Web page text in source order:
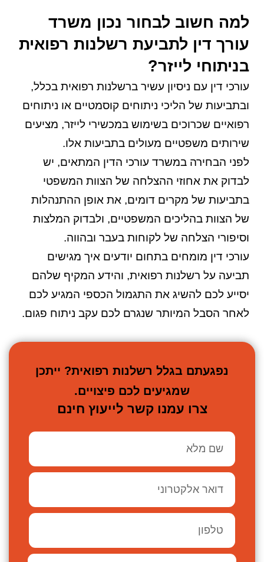
למה חשוב לבחור נכון משרד
עורך דין לתביעת רשלנות רפואית
בניתוחי לייזר?
עורכי דין עם ניסיון עשיר ברשלנות רפואית בכלל,
ובתביעות של הליכי ניתוחים קוסמטיים או ניתוחים
רפואיים שכרוכים בשימוש במכשירי לייזר, מציעים
שירותים משפטיים מעולים בתביעות אלו.
לפני הבחירה במשרד עורכי הדין המתאים, יש
לבדוק את אחוזי ההצלחה של הצוות המשפטי
בתביעות של מקרים דומים, את אופן ההתנהלות
של הצוות בהליכים המשפטיים, ולבדוק המלצות
וסיפורי הצלחה של לקוחות בעבר ובהווה.
עורכי דין מומחים בתחום יודעים איך מגישים
תביעה על רשלנות רפואית, והידע המקיף שלהם
יסייע לכם להשיג את התגמול הכספי המגיע לכם
לאחר הסבל המיותר שנגרם לכם עקב ניתוח פגום.
נפגעתם בגלל רשלנות רפואית? ייתכן
שמגיעים לכם פיצויים.
צרו עמנו קשר לייעוץ חינם